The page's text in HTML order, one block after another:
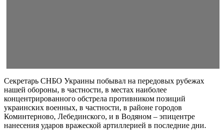
Секретарь СНБО Украины побывал на передовых рубежах
нашей обороны, в частности, в местах наиболее
концентрированного обстрела противником позиций
украинских военных, в частности, в районе городов
Коминтерново, Лебединского, и в Водяном – эпицентре
нанесения ударов вражеской артиллерией в последние дни.